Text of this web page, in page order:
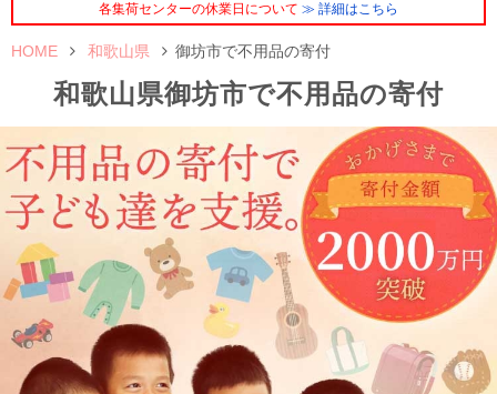
各集荷センターの休業日について ≫ 詳細はこちら
HOME 和歌山県 御坊市で不用品の寄付
和歌山県御坊市で不用品の寄付